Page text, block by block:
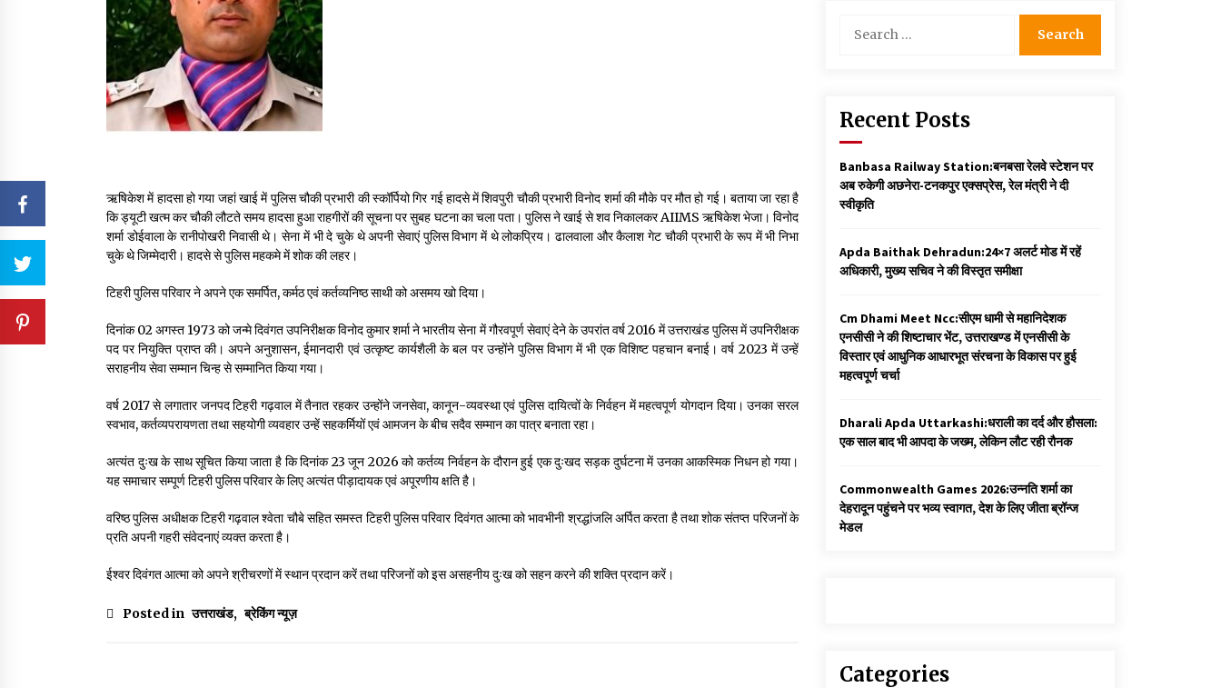
ऋषिकेश में हादसा हो गया जहां खाई में पुलिस चौकी प्रभारी की स्कॉर्पियो गिर गई हादसे में शिवपुरी चौकी प्रभारी विनोद शर्मा की मौके पर मौत हो गई। बताया जा रहा है
कि ड्यूटी खत्म कर चौकी लौटते समय हादसा हुआ राहगीरों की सूचना पर सुबह घटना का चला पता। पुलिस ने खाई से शव निकालकर AIIMS ऋषिकेश भेजा। विनोद
शर्मा डोईवाला के रानीपोखरी निवासी थे। सेना में भी दे चुके थे अपनी सेवाएं पुलिस विभाग में थे लोकप्रिय। ढालवाला और कैलाश गेट चौकी प्रभारी के रूप में भी निभा
चुके थे जिम्मेदारी। हादसे से पुलिस महकमे में शोक की लहर।
टिहरी पुलिस परिवार ने अपने एक समर्पित, कर्मठ एवं कर्तव्यनिष्ठ साथी को असमय खो दिया।
दिनांक 02 अगस्त 1973 को जन्मे दिवंगत उपनिरीक्षक विनोद कुमार शर्मा ने भारतीय सेना में गौरवपूर्ण सेवाएं देने के उपरांत वर्ष 2016 में उत्तराखंड पुलिस में उपनिरीक्षक
पद पर नियुक्ति प्राप्त की। अपने अनुशासन, ईमानदारी एवं उत्कृष्ट कार्यशैली के बल पर उन्होंने पुलिस विभाग में भी एक विशिष्ट पहचान बनाई। वर्ष 2023 में उन्हें
सराहनीय सेवा सम्मान चिन्ह से सम्मानित किया गया।
वर्ष 2017 से लगातार जनपद टिहरी गढ़वाल में तैनात रहकर उन्होंने जनसेवा, कानून-व्यवस्था एवं पुलिस दायित्वों के निर्वहन में महत्वपूर्ण योगदान दिया। उनका सरल
स्वभाव, कर्तव्यपरायणता तथा सहयोगी व्यवहार उन्हें सहकर्मियों एवं आमजन के बीच सदैव सम्मान का पात्र बनाता रहा।
अत्यंत दुःख के साथ सूचित किया जाता है कि दिनांक 23 जून 2026 को कर्तव्य निर्वहन के दौरान हुई एक दुःखद सड़क दुर्घटना में उनका आकस्मिक निधन हो गया।
यह समाचार सम्पूर्ण टिहरी पुलिस परिवार के लिए अत्यंत पीड़ादायक एवं अपूरणीय क्षति है।
वरिष्ठ पुलिस अधीक्षक टिहरी गढ़वाल श्वेता चौबे सहित समस्त टिहरी पुलिस परिवार दिवंगत आत्मा को भावभीनी श्रद्धांजलि अर्पित करता है तथा शोक संतप्त परिजनों के
प्रति अपनी गहरी संवेदनाएं व्यक्त करता है।
ईश्वर दिवंगत आत्मा को अपने श्रीचरणों में स्थान प्रदान करें तथा परिजनों को इस असहनीय दुःख को सहन करने की शक्ति प्रदान करें।
Posted in उत्तराखंड, ब्रेकिंग न्यूज़
for:
Recent Posts
Banbasa Railway Station:बनबसा रेलवे स्टेशन पर
अब रुकेगी अछनेरा-टनकपुर एक्सप्रेस, रेल मंत्री ने दी
स्वीकृति
Apda Baithak Dehradun:24×7 अलर्ट मोड में रहें
अधिकारी, मुख्य सचिव ने की विस्तृत समीक्षा
Cm Dhami Meet Ncc:सीएम धामी से महानिदेशक
एनसीसी ने की शिष्टाचार भेंट, उत्तराखण्ड में एनसीसी के
विस्तार एवं आधुनिक आधारभूत संरचना के विकास पर हुई
महत्वपूर्ण चर्चा
Dharali Apda Uttarkashi:धराली का दर्द और हौसला:
एक साल बाद भी आपदा के जख्म, लेकिन लौट रही रौनक
Commonwealth Games 2026:उन्नति शर्मा का
देहरादून पहुंचने पर भव्य स्वागत, देश के लिए जीता ब्रॉन्ज
मेडल
Categories